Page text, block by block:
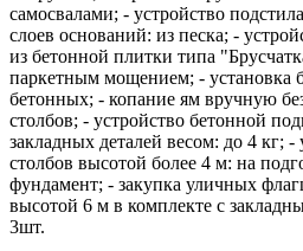
самосвалами; - устройство
слоев оснований: из песка; -
из бетонной плитки типа
паркетным мощением; - установка
бетонных; - копание ям вручную
столбов; - устройство бетонной
закладных деталей весом: до 4 кг; -
столбов высотой более 4 м: на
фундамент; - закупка уличных
высотой 6 м в комплекте с
3шт.